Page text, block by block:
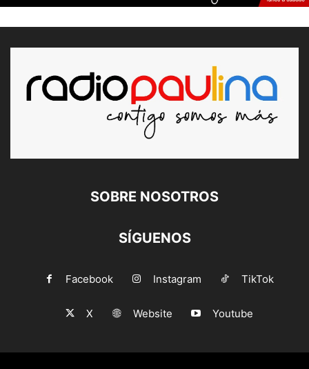
SOBRE NOSOTROS
SÍGUENOS
Facebook Instagram TikTok
X Website Youtube